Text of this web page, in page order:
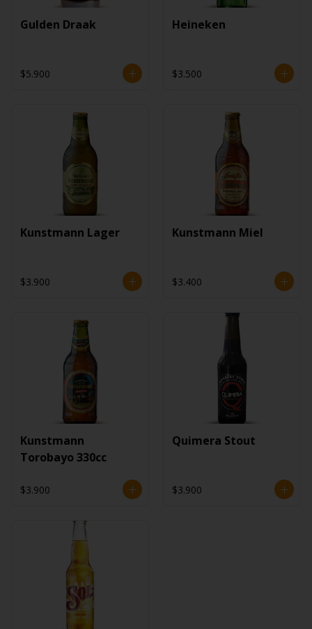
Gulden Draak
$5.900
Heineken
$3.500
Kunstmann Lager
$3.900
Kunstmann Miel
$3.400
Kunstmann
Torobayo 330cc
$3.900
Quimera Stout
$3.900